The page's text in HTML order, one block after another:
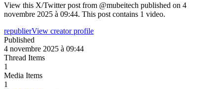
View this X/Twitter post from @mubeitech published on 4
novembre 2025 à 09:44. This post contains 1 video.
republierView creator profile
Published
4 novembre 2025 à 09:44
Thread Items
1
Media Items
1